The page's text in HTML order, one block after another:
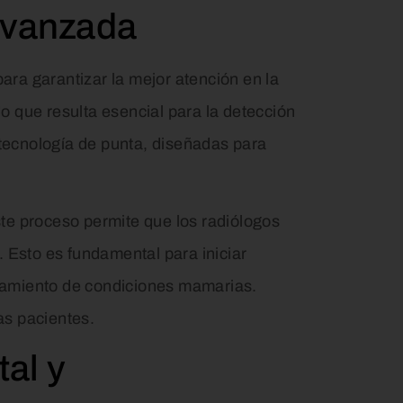
garantizar la mejor atención en la
que resulta esencial para la detección
de punta, diseñadas para
proceso permite que los radiólogos
es fundamental para iniciar
de condiciones mamarias.
pacientes.
y